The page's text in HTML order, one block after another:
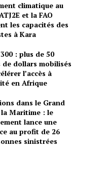
climatique au
et la FAO
les capacités des
à Kara
: plus de 50
dollars mobilisés
l’accès à
en Afrique
dans le Grand
Maritime : le
lance une
au profit de 26
sinistrées